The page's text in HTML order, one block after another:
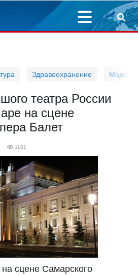
Здравоохранение Мода
театра России
на сцене
Балет
1181
на сцене Самарского